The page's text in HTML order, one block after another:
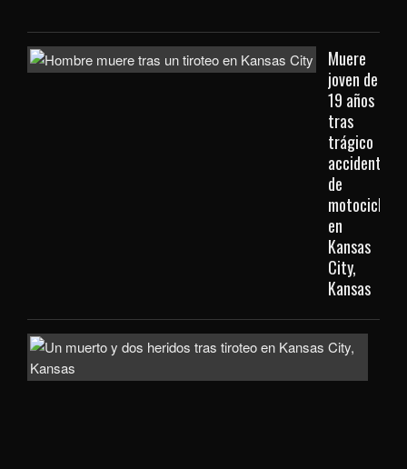
Muere
joven de
19 años
tras
trágico
accidente
de
motocicleta
en
Kansas
City,
Kansas